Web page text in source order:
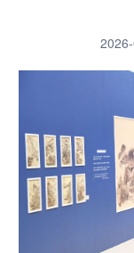
文化
访谈
法律